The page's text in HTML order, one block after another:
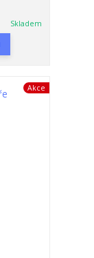
Skladem
Akce